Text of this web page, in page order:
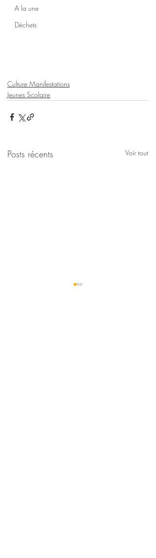
A la une
Déchets
Culture Manifestations
Jeunes Scolaire
Posts récents Voir tout